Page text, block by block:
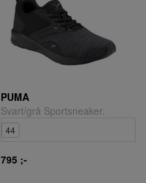
PUMA
Svart/grå Sportsneaker.
44
795 ;-